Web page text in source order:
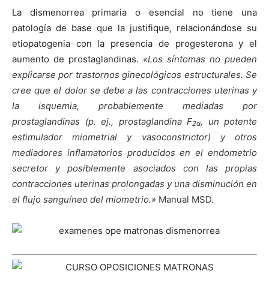
La dismenorrea primaria o esencial no tiene una
patología de base que la justifique, relacionándose su
etiopatogenia con la presencia de progesterona y el
aumento de prostaglandinas. «Los síntomas no pueden
explicarse por trastornos ginecológicos estructurales. Se
cree que el dolor se debe a las contracciones uterinas y
la isquemia, probablemente mediadas por
prostaglandinas (p. ej., prostaglandina F2α, un potente
estimulador miometrial y vasoconstrictor) y otros
mediadores inflamatorios producidos en el endometrio
secretor y posiblemente asociados con las propias
contracciones uterinas prolongadas y una disminución en
el flujo sanguíneo del miometrio.» Manual MSD.